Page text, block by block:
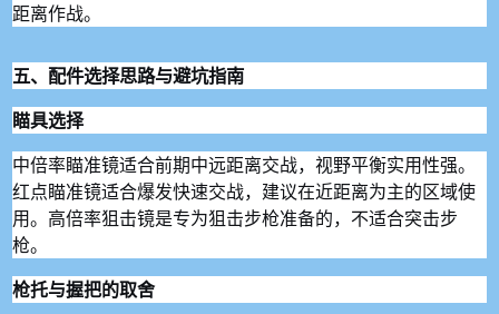
距离作战。
五、配件选择思路与避坑指南
瞄具选择
中倍率瞄准镜适合前期中远距离交战，视野平衡实用性强。
红点瞄准镜适合爆发快速交战，建议在近距离为主的区域使
用。高倍率狙击镜是专为狙击步枪准备的，不适合突击步
枪。
枪托与握把的取舍